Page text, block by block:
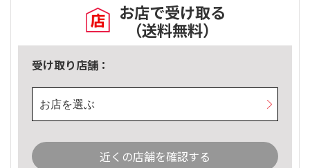
お店で受け取る
（送料無料）
受け取り店舗：
お店を選ぶ
近くの店舗を確認する